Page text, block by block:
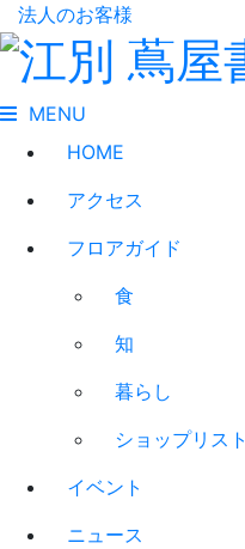
法人のお客様
MENU
HOME
アクセス
フロアガイド
食
知
暮らし
ショップリスト
イベント
ニュース